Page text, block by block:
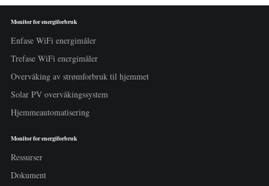
Monitor for energiforbruk
Enfase WiFi energimåler
Trefase WiFi energimåler
Overvåking av strømforbruk til hjemmet
Solar PV overvåkingssystem
Hjemmeautomatisering
Monitor for energiforbruk
Ressurser
Dokument